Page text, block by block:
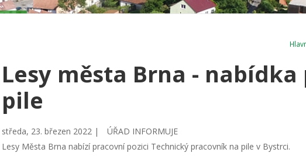
Lesy města Brna - nabídka
pile
středa, 23. březen 2022 |
ÚŘAD INFORMUJE
Lesy Města Brna nabízí pracovní pozici Technický pracovník na pile v Bystrci.